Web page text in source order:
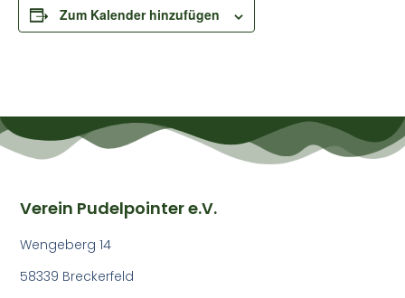
Zum Kalender hinzufügen
Verein Pudelpointer e.V.
Wengeberg 14
58339 Breckerfeld